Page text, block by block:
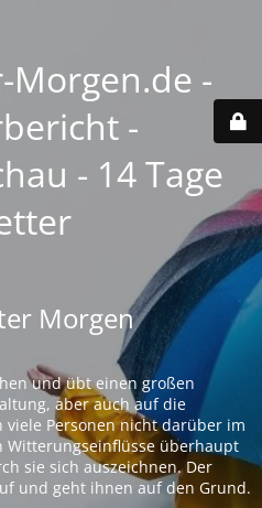
Morgen.de -
-
- 14 Tage
Morgen
und übt einen großen
aber auch auf die
viele Personen nicht darüber im
Witterungseinflüsse überhaupt
sie sich auszeichnen. Der
und geht ihnen auf den Grund.